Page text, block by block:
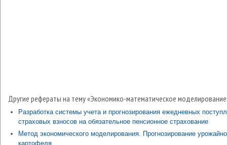
Другие рефераты на тему «Экономико-математическое
Разработка системы учета и прогнозирования ежедневных
страховых взносов на обязательное пенсионное страхование
Метод экономического моделирования. Прогнозирование
картофеля